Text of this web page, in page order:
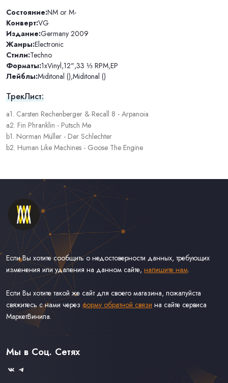
Состояние:NM or M-
Конверт:VG
Издание:Germany 2009
Жанры:Electronic
Стили:Techno
Форматы:1xVinyl,12",33 ⅓ RPM,EP
Лейблы:Miditonal (),Miditonal ()
ТрекЛист:
a1. Carsten Rechenberger & Recall 8 - Arpanoia
a2. Fin Phranklin - Putsch Me
b1. Norman Müller - Der Schlechter
b2. Human Like Machines - Goose The Engine
Если Вы хотите сообщить о недостоверности данных, требующих
изменения или удаления на данном сайте, напишите нам.
Если Вы хотите такой же сайт для своего магазина, пожалуйста
свяжитесь с нами через форму обратной связи на сайте сервиса
МаркетВинила.
Каталог Винила, CD и Кассет
Доставка и Оплата
Связаться С Нами
Мы в Соц. Сетях